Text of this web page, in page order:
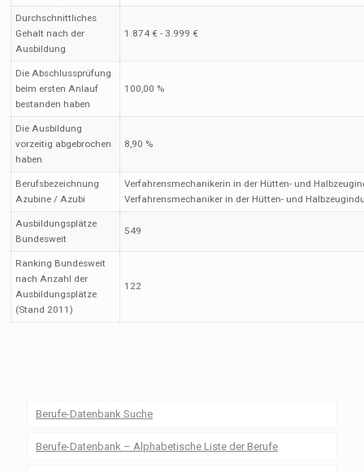
Durchschnittliches
Gehalt nach der
Ausbildung
1.874 € - 3.999 €
Die Abschlussprüfung
beim ersten Anlauf
bestanden haben
100,00 %
Die Ausbildung
vorzeitig abgebrochen
haben
8,90 %
Berufsbezeichnung
Azubine / Azubi
Verfahrensmechanikerin in der Hütten- und
Verfahrensmechaniker in der Hütten- und
Ausbildungsplätze
Bundesweit
549
Ranking Bundesweit
nach Anzahl der
Ausbildungsplätze
(Stand 2011)
122
Berufe-Datenbank Suche
Berufe-Datenbank – Alphabetische Liste der Berufe